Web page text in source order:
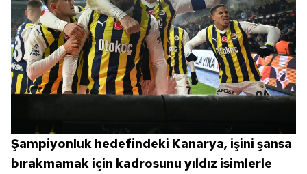
Şampiyonluk hedefindeki Kanarya, işini şansa
bırakmamak için kadrosunu yıldız isimlerle